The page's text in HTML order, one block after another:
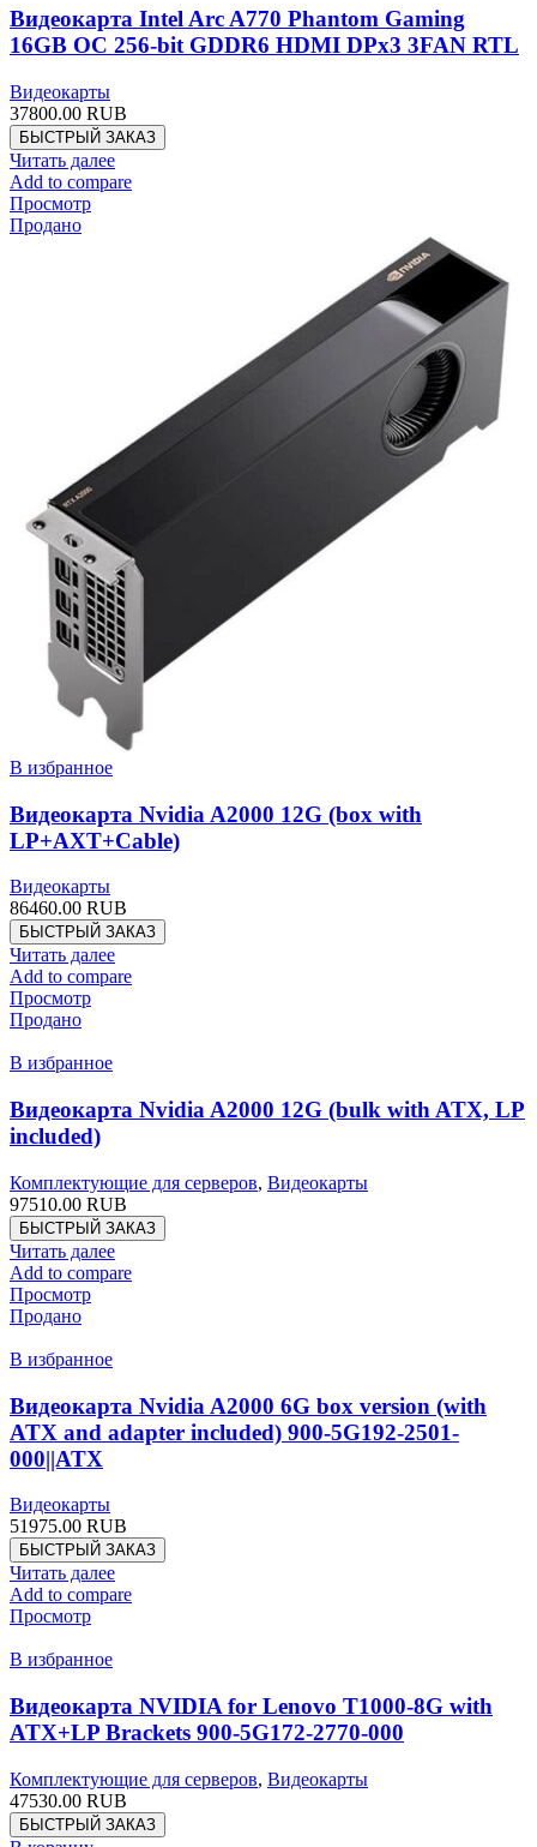
Видеокарта Intel Arc A770 Phantom Gaming
16GB OC 256-bit GDDR6 HDMI DPx3 3FAN RTL
Видеокарты
37800.00 RUB
БЫСТРЫЙ ЗАКАЗ
Читать далее
Add to compare
Просмотр
Продано
В избранное
Видеокарта Nvidia A2000 12G (box with
LP+AXT+Cable)
Видеокарты
86460.00 RUB
БЫСТРЫЙ ЗАКАЗ
Читать далее
Add to compare
Просмотр
Продано
В избранное
Видеокарта Nvidia A2000 12G (bulk with ATX, LP
included)
Комплектующие для серверов, Видеокарты
97510.00 RUB
БЫСТРЫЙ ЗАКАЗ
Читать далее
Add to compare
Просмотр
Продано
В избранное
Видеокарта Nvidia A2000 6G box version (with
ATX and adapter inсluded) 900-5G192-2501-
000||ATX
Видеокарты
51975.00 RUB
БЫСТРЫЙ ЗАКАЗ
Читать далее
Add to compare
Просмотр
В избранное
Видеокарта NVIDIA for Lenovo T1000-8G with
ATX+LP Brackets 900-5G172-2770-000
Комплектующие для серверов, Видеокарты
47530.00 RUB
БЫСТРЫЙ ЗАКАЗ